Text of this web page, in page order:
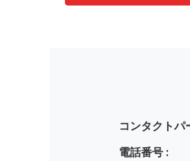
コンタクトパ
電話番号 :